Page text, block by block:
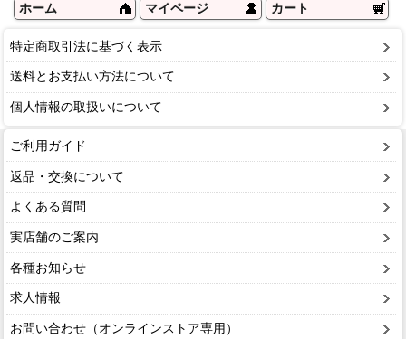
ホーム マイページ カート
特定商取引法に基づく表示
送料とお支払い方法について
個人情報の取扱いについて
ご利用ガイド
返品・交換について
よくある質問
実店舗のご案内
各種お知らせ
求人情報
お問い合わせ（オンラインストア専用）